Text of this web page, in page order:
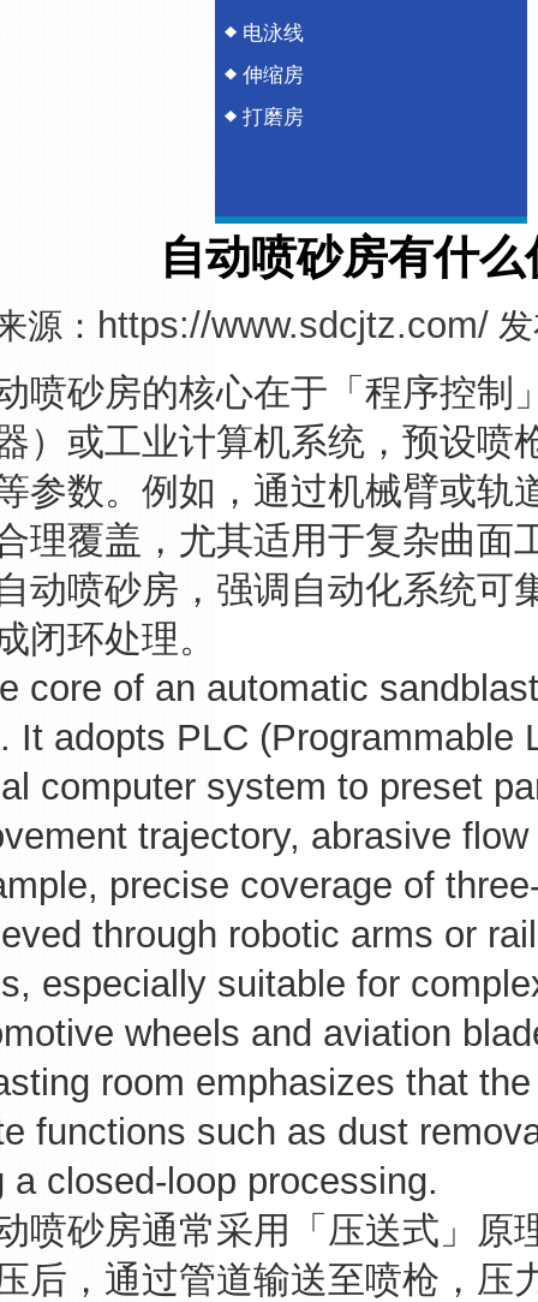
电泳线
伸缩房
打磨房
自动喷砂房有什么
源： https://www.sdcjtz.com/
房的核心在于「程序控制
）或工业计算机系统，预设喷
参数。例如，通过机械臂或轨
理覆盖，尤其适用于复杂曲面
动喷砂房，强调自动化系统可
闭环处理。
of an automatic
It adopts PLC (Programmable
computer system to preset
trajectory, abrasive
precise coverage of
through robotic arms or
especially suitable for
wheels and aviation
room emphasizes that
functions such as dust
a closed-loop processing.
房通常采用「压送式」原
后，通过管道输送至喷枪，压